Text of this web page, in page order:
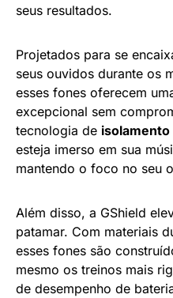
seus resultados.
Projetados para se
seus ouvidos durante os
esses fones oferecem
excepcional sem
tecnologia de isolamento
esteja imerso em sua
mantendo o foco no seu
Além disso, a GShield
patamar. Com materiais
esses fones são
mesmo os treinos mais
de desempenho de